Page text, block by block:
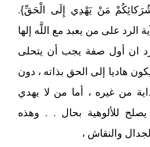
مَنْ يَهْدِي إِلَى الْحَقِّ}
.
الرد على من يعبد مع اللَّه إلها
ان أول صفة يجب أن يتحلى
هاديا إلى الحق بذاته ، دون
من غيره ، أما من لا يهدي
يصلح للألوهية بحال . . وهذه
والنقاش ،